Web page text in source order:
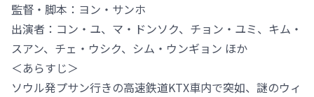
監督・脚本：ヨン・サンホ
出演者：コン・ユ、マ・ドンソク、チョン・ユミ、キム・
スアン、チェ・ウシク、シム・ウンギョン ほか
＜あらすじ＞
ソウル発プサン行きの高速鉄道KTX車内で突如、謎のウィ